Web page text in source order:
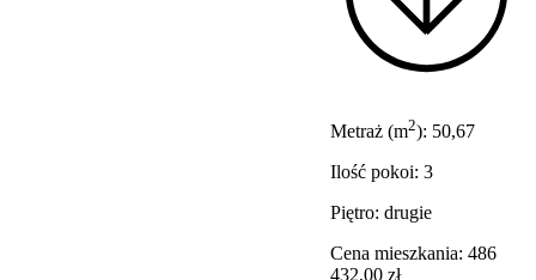
Metraż (m2): 50,67
Ilość pokoi: 3
Piętro: drugie
Cena mieszkania: 486
432,00 zł